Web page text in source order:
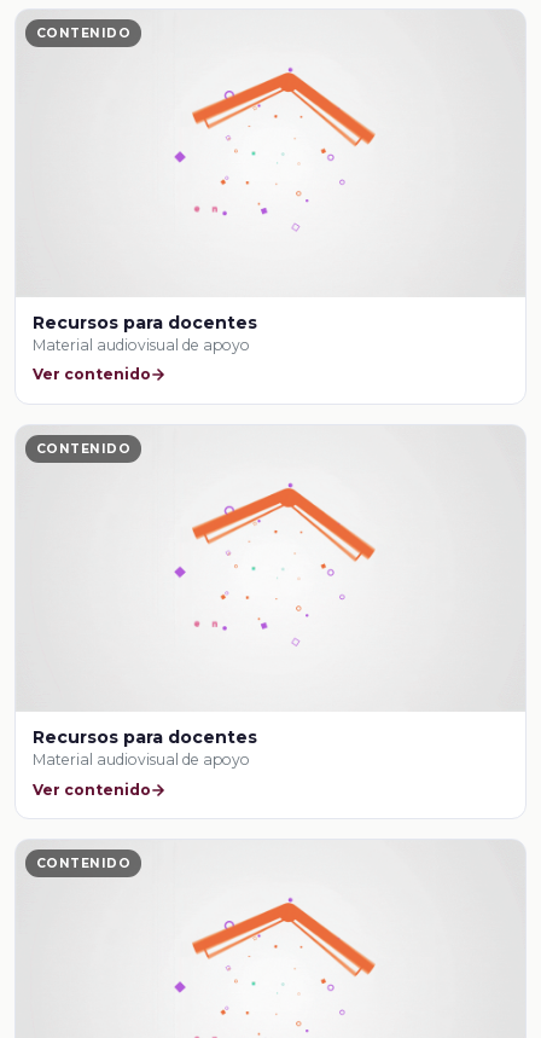
CONTENIDO
Recursos para docentes
Material audiovisual de apoyo
Ver contenido
CONTENIDO
Recursos para docentes
Material audiovisual de apoyo
Ver contenido
CONTENIDO